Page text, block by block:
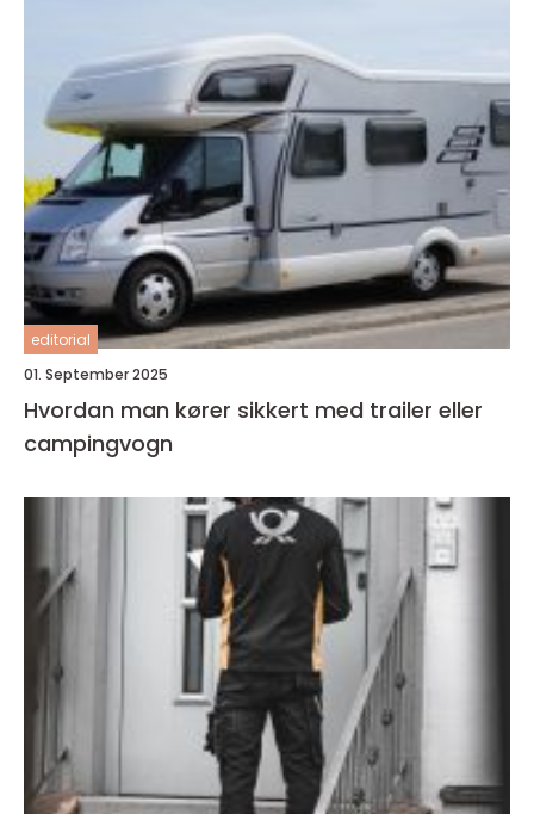
editorial
01. September 2025
Hvordan man kører sikkert med trailer eller
campingvogn